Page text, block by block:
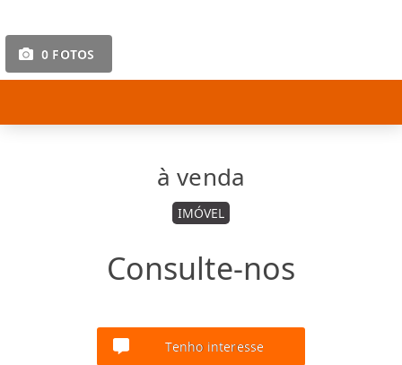
0 FOTOS
à venda
IMÓVEL
Consulte-nos
Tenho interesse